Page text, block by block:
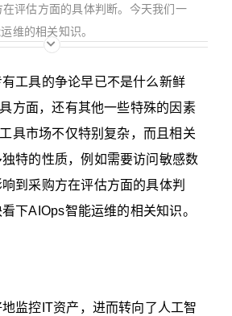
评估方面的具体判断。今天我们一
维的相关知识。
工具的争论早已不是什么新鲜
方面，还有其他一些特殊的因素
具市场不仅特别复杂，而且相关
特的性质，例如需要访问敏感数
到采购方在评估方面的具体判
下AIOps智能运维‍的相关知识。
监控IT资产，进而转向了人工智